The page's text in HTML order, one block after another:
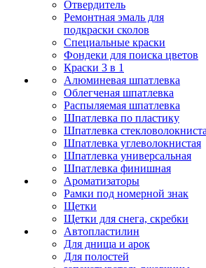
Отвердитель
Ремонтная эмаль для
подкраски сколов
Специальные краски
Фондеки для поиска цветов
Краски 3 в 1
Алюминевая шпатлевка
Облегченая шпатлевка
Распыляемая шпатлевка
Шпатлевка по пластику
Шпатлевка
Шпатлевка углеволокнистая
Шпатлевка универсальная
Шпатлевка финишная
Ароматизаторы
Рамки под номерной знак
Щетки
Щетки для снега, скребки
Автопластилин
Для днища и арок
Для полостей